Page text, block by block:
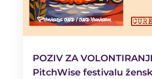
POZIV ZA
PitchWise festivalu